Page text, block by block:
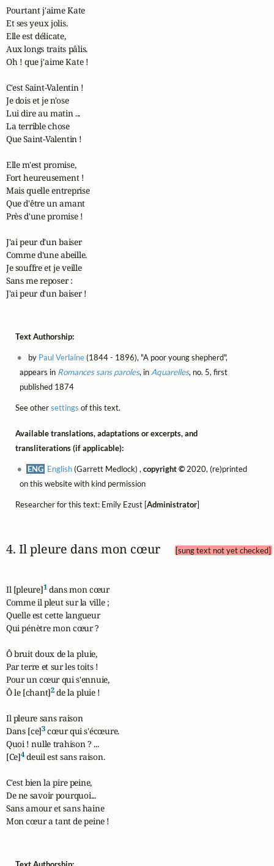
Pourtant j'aime Kate
Et ses yeux jolis.
Elle est délicate,
Aux longs traits pâlis.
Oh ! que j'aime Kate !
C'est Saint-Valentin !
Je dois et je n'ose
Lui dire au matin ...
La terrible chose
Que Saint-Valentin !
Elle m'est promise,
Fort heureusement !
Mais quelle entreprise
Que d'être un amant
Près d'une promise !
J'ai peur d'un baiser
Comme d'une abeille.
Je souffre et je veille
Sans me reposer :
J'ai peur d'un baiser !
Text Authorship:
by Paul Verlaine(1844 - 1896), "A poor young shepherd",
appears in Romances sans paroles, in Aquarelles, no. 5, first
published 1874
See othersettings of this text.
Available translations, adaptations or excerpts, and
transliterations (if applicable):
ENG English(Garrett Medlock) ,copyright ©2020, (re)printed
on this website with kind permission
Researcher for this text: Emily Ezust [Administrator]
4. Il pleure dans mon cœur [sung text not yet checked]
Il [pleure]1 dans mon cœur
Comme il pleut sur la ville ;
Quelle est cette langueur
Qui pénètre mon cœur ?
Ô bruit doux de la pluie,
Par terre et sur les toits !
Pour un cœur qui s'ennuie,
Ô le [chant]2 de la pluie !
Il pleure sans raison
Dans [ce]3 cœur qui s'écœure.
Quoi ! nulle trahison ? ...
[Ce]4 deuil est sans raison.
C'est bien la pire peine,
De ne savoir pourquoi...
Sans amour et sans haine
Mon cœur a tant de peine !